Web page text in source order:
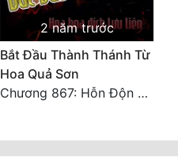
2 năm trước
Bắt Đầu Thành Thánh Từ
Hoa Quả Sơn
Chương 867: Hỗn Độn bên trên, cũng không vĩnh hằng (Đại kết cục)